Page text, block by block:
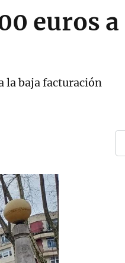
euros
la baja facturación